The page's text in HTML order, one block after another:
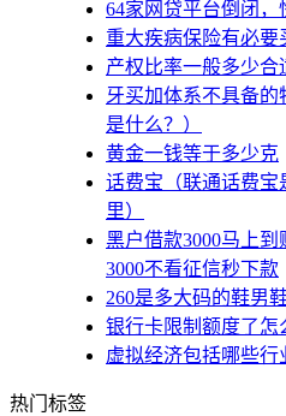
64家网贷平台倒闭，
重大疾病保险有必要
产权比率一般多少合
牙买加体系不具备
是什么？）
黄金一钱等于多少克
话费宝（联通话费宝
里）
黑户借款3000马上
3000不看征信秒下款
260是多大码的鞋男
银行卡限制额度了怎
虚拟经济包括哪些行
热门标签